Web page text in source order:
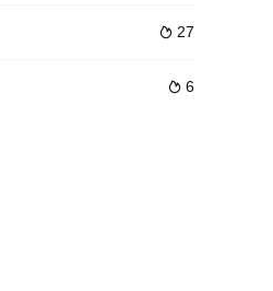
主唱组
，一组幸存者必须团结一致，寻找水
 27
 6